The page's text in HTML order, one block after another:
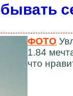
ФОТО
1.84
что